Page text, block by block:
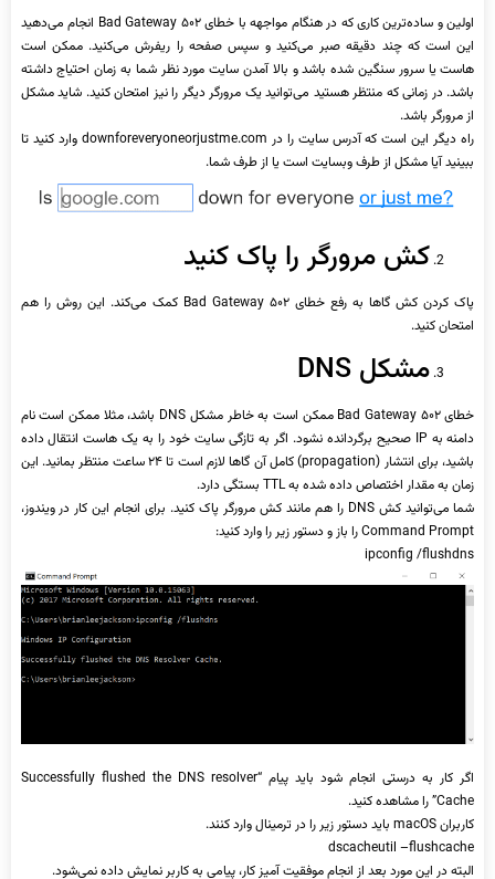
اولین و ساده‌ترین کاری که در هنگام مواجهه با خطای ۵۰۲ Bad Gateway انجام می‌دهید
این است که چند دقیقه صبر می‌کنید و سپس صفحه را ریفرش می‌کنید. ممکن است
هاست یا سرور سنگین شده باشد و بالا آمدن سایت مورد نظر شما به زمان احتیاج داشته
باشد. در زمانی که منتظر هستید می‌توانید یک مرورگر دیگر را نیز امتحان کنید. شاید مشکل
از مرورگر باشد.
راه دیگر این است که آدرس سایت را در downforeveryoneorjustme.com وارد کنید تا
ببینید آیا مشکل از طرف وبسایت است یا از طرف شما.
کش مرورگر را پاک کنید
پاک کردن کش گاها به رفع خطای ۵۰۲ Bad Gateway کمک می‌کند. این روش را هم
امتحان کنید.
مشکل DNS
خطای ۵۰۲ Bad Gateway ممکن است به خاطر مشکل DNS باشد، مثلا ممکن است نام
دامنه به IP صحیح برگردانده نشود. اگر به تازگی سایت خود را به یک هاست انتقال داده
باشید، برای انتشار (propagation) کامل آن گاها لازم است تا ۲۴ ساعت منتظر بمانید. این
زمان به مقدار اختصاص داده شده به TTL بستگی دارد.
شما می‌توانید کش DNS را هم مانند کش مرورگر پاک کنید. برای انجام این کار در ویندوز،
Command Prompt را باز و دستور زیر را وارد کنید:
ipconfig /flushdns
اگر کار به درستی انجام شود باید پیام “Successfully flushed the DNS resolver
Cache” را مشاهده کنید.
کاربران macOS باید دستور زیر را در ترمینال وارد کنند.
dscacheutil –flushcache
البته در این مورد بعد از انجام موفقیت آمیز کار، پیامی به کاربر نمایش داده نمی‌شود.